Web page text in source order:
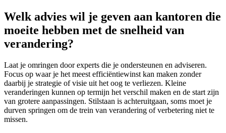
Welk advies wil je geven aan kantoren die
moeite hebben met de snelheid van
verandering?
Laat je omringen door experts die je ondersteunen en adviseren.
Focus op waar je het meest efficiëntiewinst kan maken zonder
daarbij je strategie of visie uit het oog te verliezen. Kleine
veranderingen kunnen op termijn het verschil maken en de start zijn
van grotere aanpassingen. Stilstaan is achteruitgaan, soms moet je
durven springen om de trein van verandering of verbetering niet te
missen.